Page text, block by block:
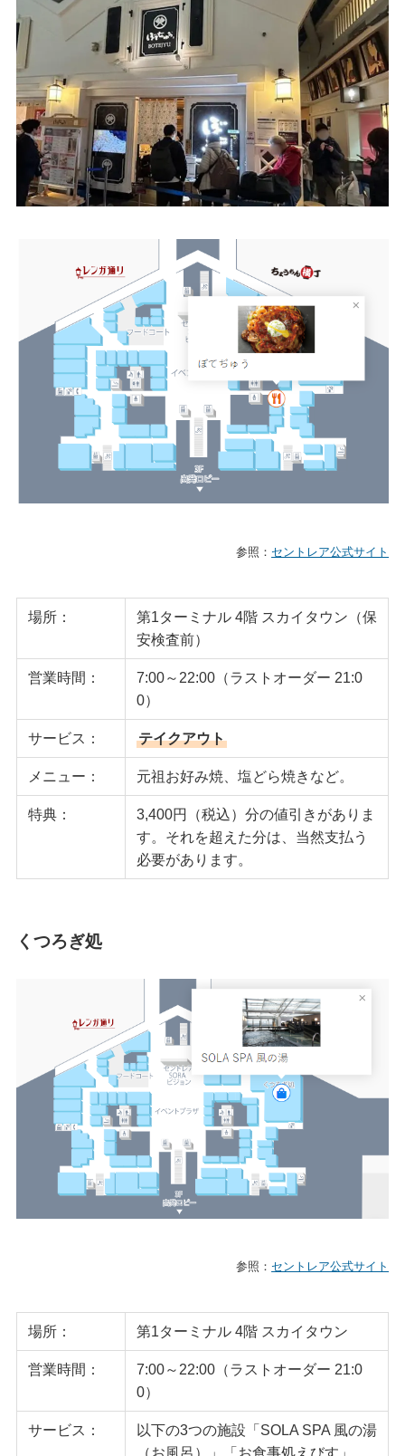
参照： セントレア公式サイト
場所：
第1ターミナル 4階 スカイタウン（保
安検査前）
営業時間：
7:00～22:00（ラストオーダー 21:0
0）
サービス： テイクアウト
メニュー： 元祖お好み焼、塩どら焼きなど。
特典：
3,400円（税込）分の値引きがありま
す。それを超えた分は、当然支払う
必要があります。
くつろぎ処
参照： セントレア公式サイト
場所： 第1ターミナル 4階 スカイタウン
営業時間：
7:00～22:00（ラストオーダー 21:0
0）
サービス：
以下の3つの施設「SOLA SPA 風の湯